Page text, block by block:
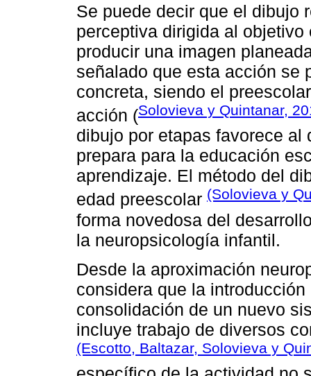
Se puede decir que el dibujo
perceptiva dirigida al
producir una imagen
señalado que esta acción se
concreta, siendo el
acción (Solovieva y Quintanar,
dibujo por etapas favorece
prepara para la educación
aprendizaje. El método del
edad preescolar (Solovieva y
forma novedosa del
la neuropsicología infantil.
Desde la aproximación
considera que la
consolidación de un nuevo
incluye trabajo de diversos
(Escotto, Baltazar, Solovieva y